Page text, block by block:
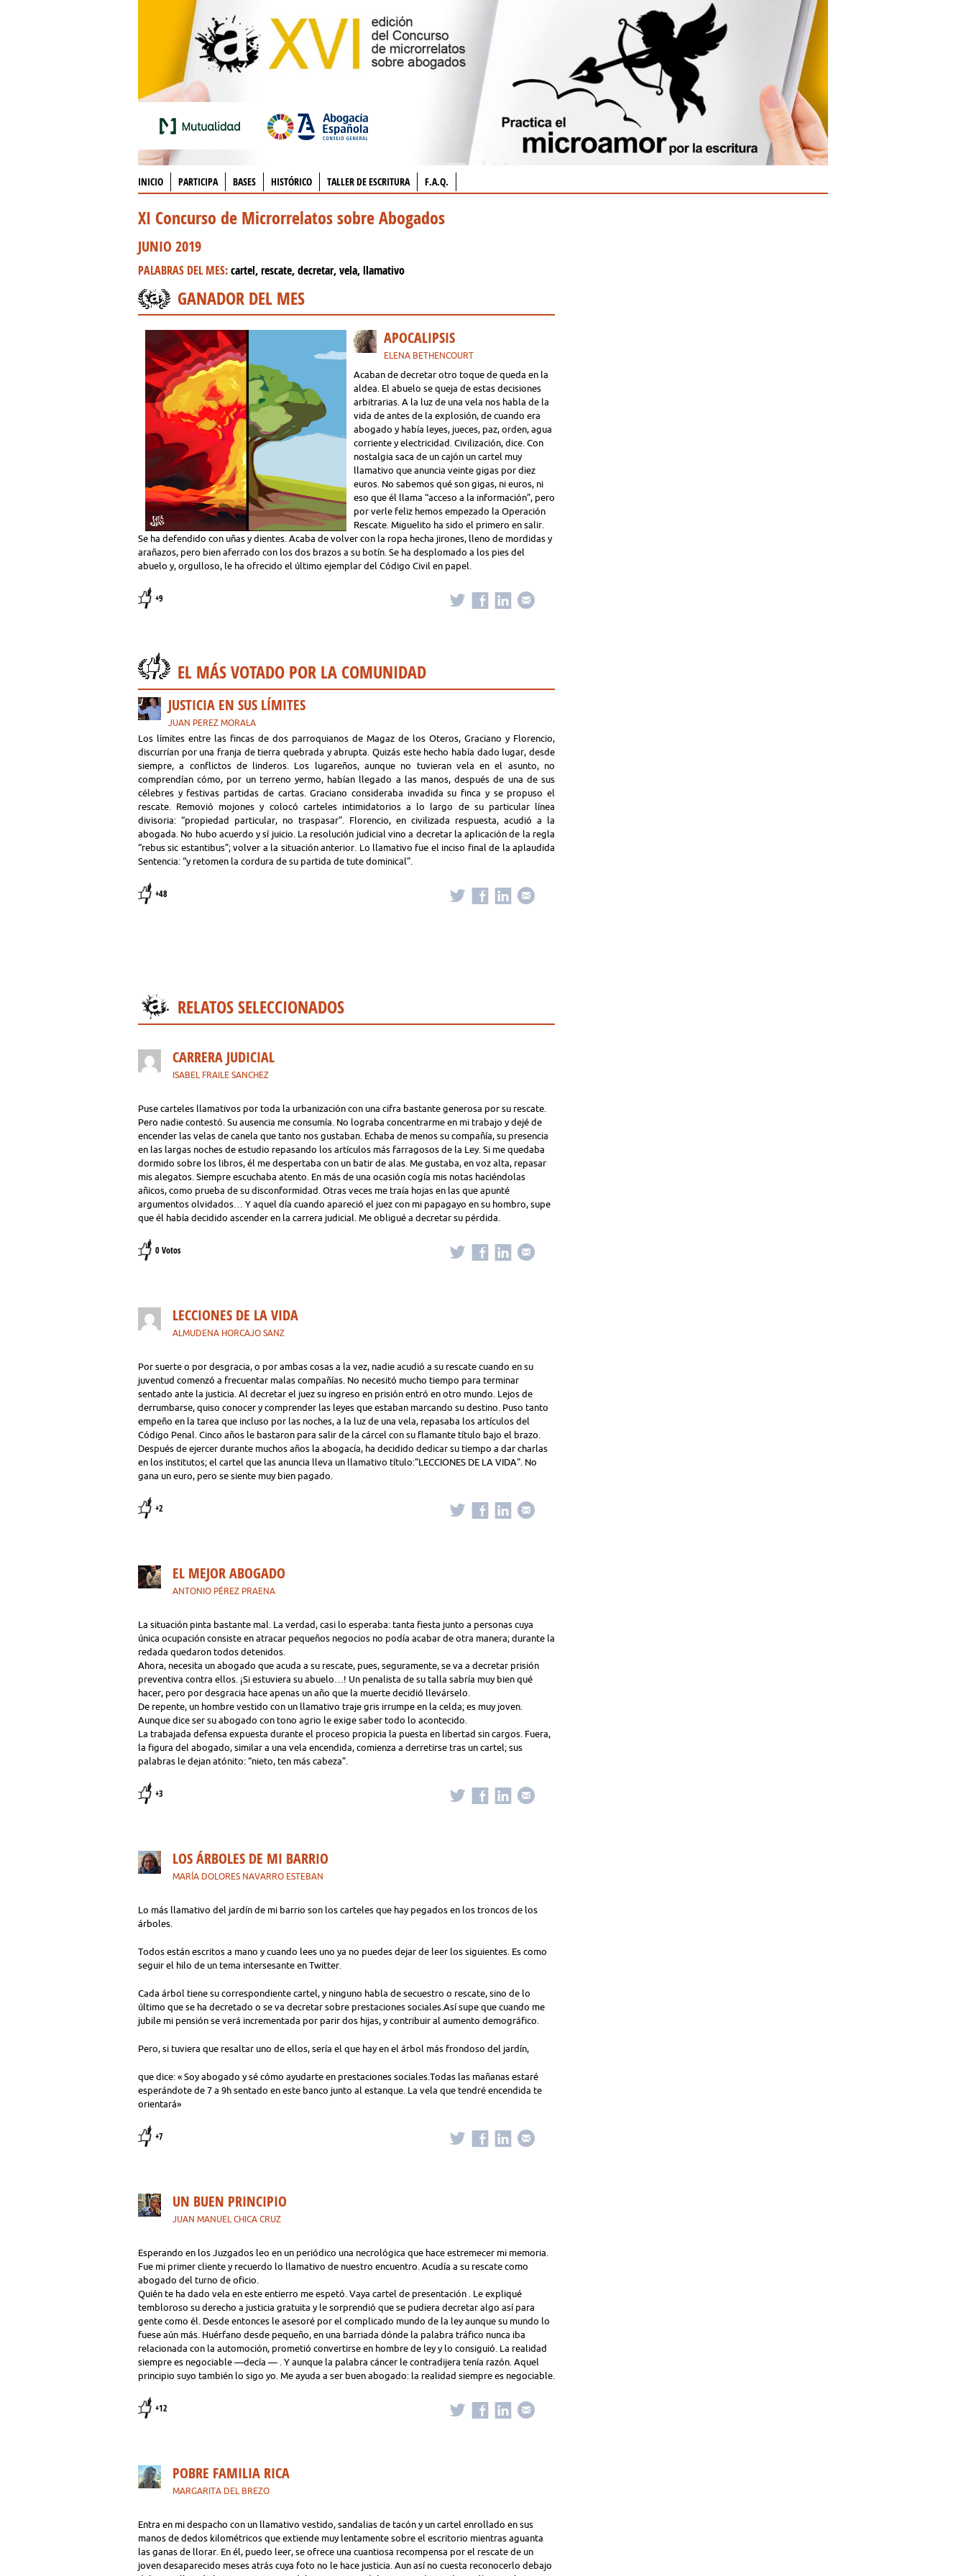
INICIO PARTICIPA BASES HISTÓRICO TALLER DE ESCRITURA F.A.Q.
XI Concurso de Microrrelatos sobre Abogados
JUNIO 2019
PALABRAS DEL MES:cartel, rescate, decretar, vela, llamativo
GANADOR DEL MES
APOCALIPSIS
ELENA BETHENCOURT
Acaban de decretar otro toque de queda en la
aldea. El abuelo se queja de estas decisiones
arbitrarias. A la luz de una vela nos habla de la
vida de antes de la explosión, de cuando era
abogado y había leyes, jueces, paz, orden, agua
corriente y electricidad. Civilización, dice. Con
nostalgia saca de un cajón un cartel muy
llamativo que anuncia veinte gigas por diez
euros. No sabemos qué son gigas, ni euros, ni
eso que él llama “acceso a la información”, pero
por verle feliz hemos empezado la Operación
Rescate. Miguelito ha sido el primero en salir.
Se ha defendido con uñas y dientes. Acaba de volver con la ropa hecha jirones, lleno de mordidas y
arañazos, pero bien aferrado con los dos brazos a su botín. Se ha desplomado a los pies del
abuelo y, orgulloso, le ha ofrecido el último ejemplar del Código Civil en papel.
+9
EL MÁS VOTADO POR LA COMUNIDAD
JUSTICIA EN SUS LÍMITES
JUAN PEREZ MORALA
Los límites entre las fincas de dos parroquianos de Magaz de los Oteros, Graciano y Florencio,
discurrían por una franja de tierra quebrada y abrupta. Quizás este hecho había dado lugar, desde
siempre, a conflictos de linderos. Los lugareños, aunque no tuvieran vela en el asunto, no
comprendían cómo, por un terreno yermo, habían llegado a las manos, después de una de sus
célebres y festivas partidas de cartas. Graciano consideraba invadida su finca y se propuso el
rescate. Removió mojones y colocó carteles intimidatorios a lo largo de su particular línea
divisoria: “propiedad particular, no traspasar”. Florencio, en civilizada respuesta, acudió a la
abogada. No hubo acuerdo y sí juicio. La resolución judicial vino a decretar la aplicación de la regla
“rebus sic estantibus”; volver a la situación anterior. Lo llamativo fue el inciso final de la aplaudida
Sentencia: “y retomen la cordura de su partida de tute dominical”.
+48
RELATOS SELECCIONADOS
CARRERA JUDICIAL
ISABEL FRAILE SANCHEZ
Puse carteles llamativos por toda la urbanización con una cifra bastante generosa por su rescate.
Pero nadie contestó. Su ausencia me consumía. No lograba concentrarme en mi trabajo y dejé de
encender las velas de canela que tanto nos gustaban. Echaba de menos su compañía, su presencia
en las largas noches de estudio repasando los artículos más farragosos de la Ley. Si me quedaba
dormido sobre los libros, él me despertaba con un batir de alas. Me gustaba, en voz alta, repasar
mis alegatos. Siempre escuchaba atento. En más de una ocasión cogía mis notas haciéndolas
añicos, como prueba de su disconformidad. Otras veces me traía hojas en las que apunté
argumentos olvidados… Y aquel día cuando apareció el juez con mi papagayo en su hombro, supe
que él había decidido ascender en la carrera judicial. Me obligué a decretar su pérdida.
0 Votos
LECCIONES DE LA VIDA
ALMUDENA HORCAJO SANZ
Por suerte o por desgracia, o por ambas cosas a la vez, nadie acudió a su rescate cuando en su
juventud comenzó a frecuentar malas compañías. No necesitó mucho tiempo para terminar
sentado ante la justicia. Al decretar el juez su ingreso en prisión entró en otro mundo. Lejos de
derrumbarse, quiso conocer y comprender las leyes que estaban marcando su destino. Puso tanto
empeño en la tarea que incluso por las noches, a la luz de una vela, repasaba los artículos del
Código Penal. Cinco años le bastaron para salir de la cárcel con su flamante título bajo el brazo.
Después de ejercer durante muchos años la abogacía, ha decidido dedicar su tiempo a dar charlas
en los institutos; el cartel que las anuncia lleva un llamativo título:"LECCIONES DE LA VIDA". No
gana un euro, pero se siente muy bien pagado.
+2
EL MEJOR ABOGADO
ANTONIO PÉREZ PRAENA
La situación pinta bastante mal. La verdad, casi lo esperaba: tanta fiesta junto a personas cuya
única ocupación consiste en atracar pequeños negocios no podía acabar de otra manera; durante la
redada quedaron todos detenidos.
Ahora, necesita un abogado que acuda a su rescate, pues, seguramente, se va a decretar prisión
preventiva contra ellos. ¡Si estuviera su abuelo…! Un penalista de su talla sabría muy bien qué
hacer, pero por desgracia hace apenas un año que la muerte decidió llevárselo.
De repente, un hombre vestido con un llamativo traje gris irrumpe en la celda; es muy joven.
Aunque dice ser su abogado con tono agrio le exige saber todo lo acontecido.
La trabajada defensa expuesta durante el proceso propicia la puesta en libertad sin cargos. Fuera,
la figura del abogado, similar a una vela encendida, comienza a derretirse tras un cartel; sus
palabras le dejan atónito: “nieto, ten más cabeza”.
+3
LOS ÁRBOLES DE MI BARRIO
MARÍA DOLORES NAVARRO ESTEBAN
Lo más llamativo del jardín de mi barrio son los carteles que hay pegados en los troncos de los
árboles.
Todos están escritos a mano y cuando lees uno ya no puedes dejar de leer los siguientes. Es como
seguir el hilo de un tema intersesante en Twitter.
Cada árbol tiene su correspondiente cartel, y ninguno habla de secuestro o rescate, sino de lo
último que se ha decretado o se va decretar sobre prestaciones sociales.Así supe que cuando me
jubile mi pensión se verá incrementada por parir dos hijas, y contribuir al aumento demográfico.
Pero, si tuviera que resaltar uno de ellos, sería el que hay en el árbol más frondoso del jardín,
que dice: « Soy abogado y sé cómo ayudarte en prestaciones sociales.Todas las mañanas estaré
esperándote de 7 a 9h sentado en este banco junto al estanque. La vela que tendré encendida te
orientará»
+7
UN BUEN PRINCIPIO
JUAN MANUEL CHICA CRUZ
Esperando en los Juzgados leo en un periódico una necrológica que hace estremecer mi memoria.
Fue mi primer cliente y recuerdo lo llamativo de nuestro encuentro. Acudía a su rescate como
abogado del turno de oficio.
Quién te ha dado vela en este entierro me espetó. Vaya cartel de presentación . Le expliqué
tembloroso su derecho a justicia gratuita y le sorprendió que se pudiera decretar algo así para
gente como él. Desde entonces le asesoré por el complicado mundo de la ley aunque su mundo lo
fuese aún más. Huérfano desde pequeño, en una barriada dónde la palabra tráfico nunca iba
relacionada con la automoción, prometió convertirse en hombre de ley y lo consiguió. La realidad
siempre es negociable —decía — . Y aunque la palabra cáncer le contradijera tenía razón. Aquel
principio suyo también lo sigo yo. Me ayuda a ser buen abogado: la realidad siempre es negociable.
+12
POBRE FAMILIA RICA
MARGARITA DEL BREZO
Entra en mi despacho con un llamativo vestido, sandalias de tacón y un cartel enrollado en sus
manos de dedos kilométricos que extiende muy lentamente sobre el escritorio mientras aguanta
las ganas de llorar. En él, puedo leer, se ofrece una cuantiosa recompensa por el rescate de un
joven desaparecido meses atrás cuya foto no le hace justicia. Aun así no cuesta reconocerlo debajo